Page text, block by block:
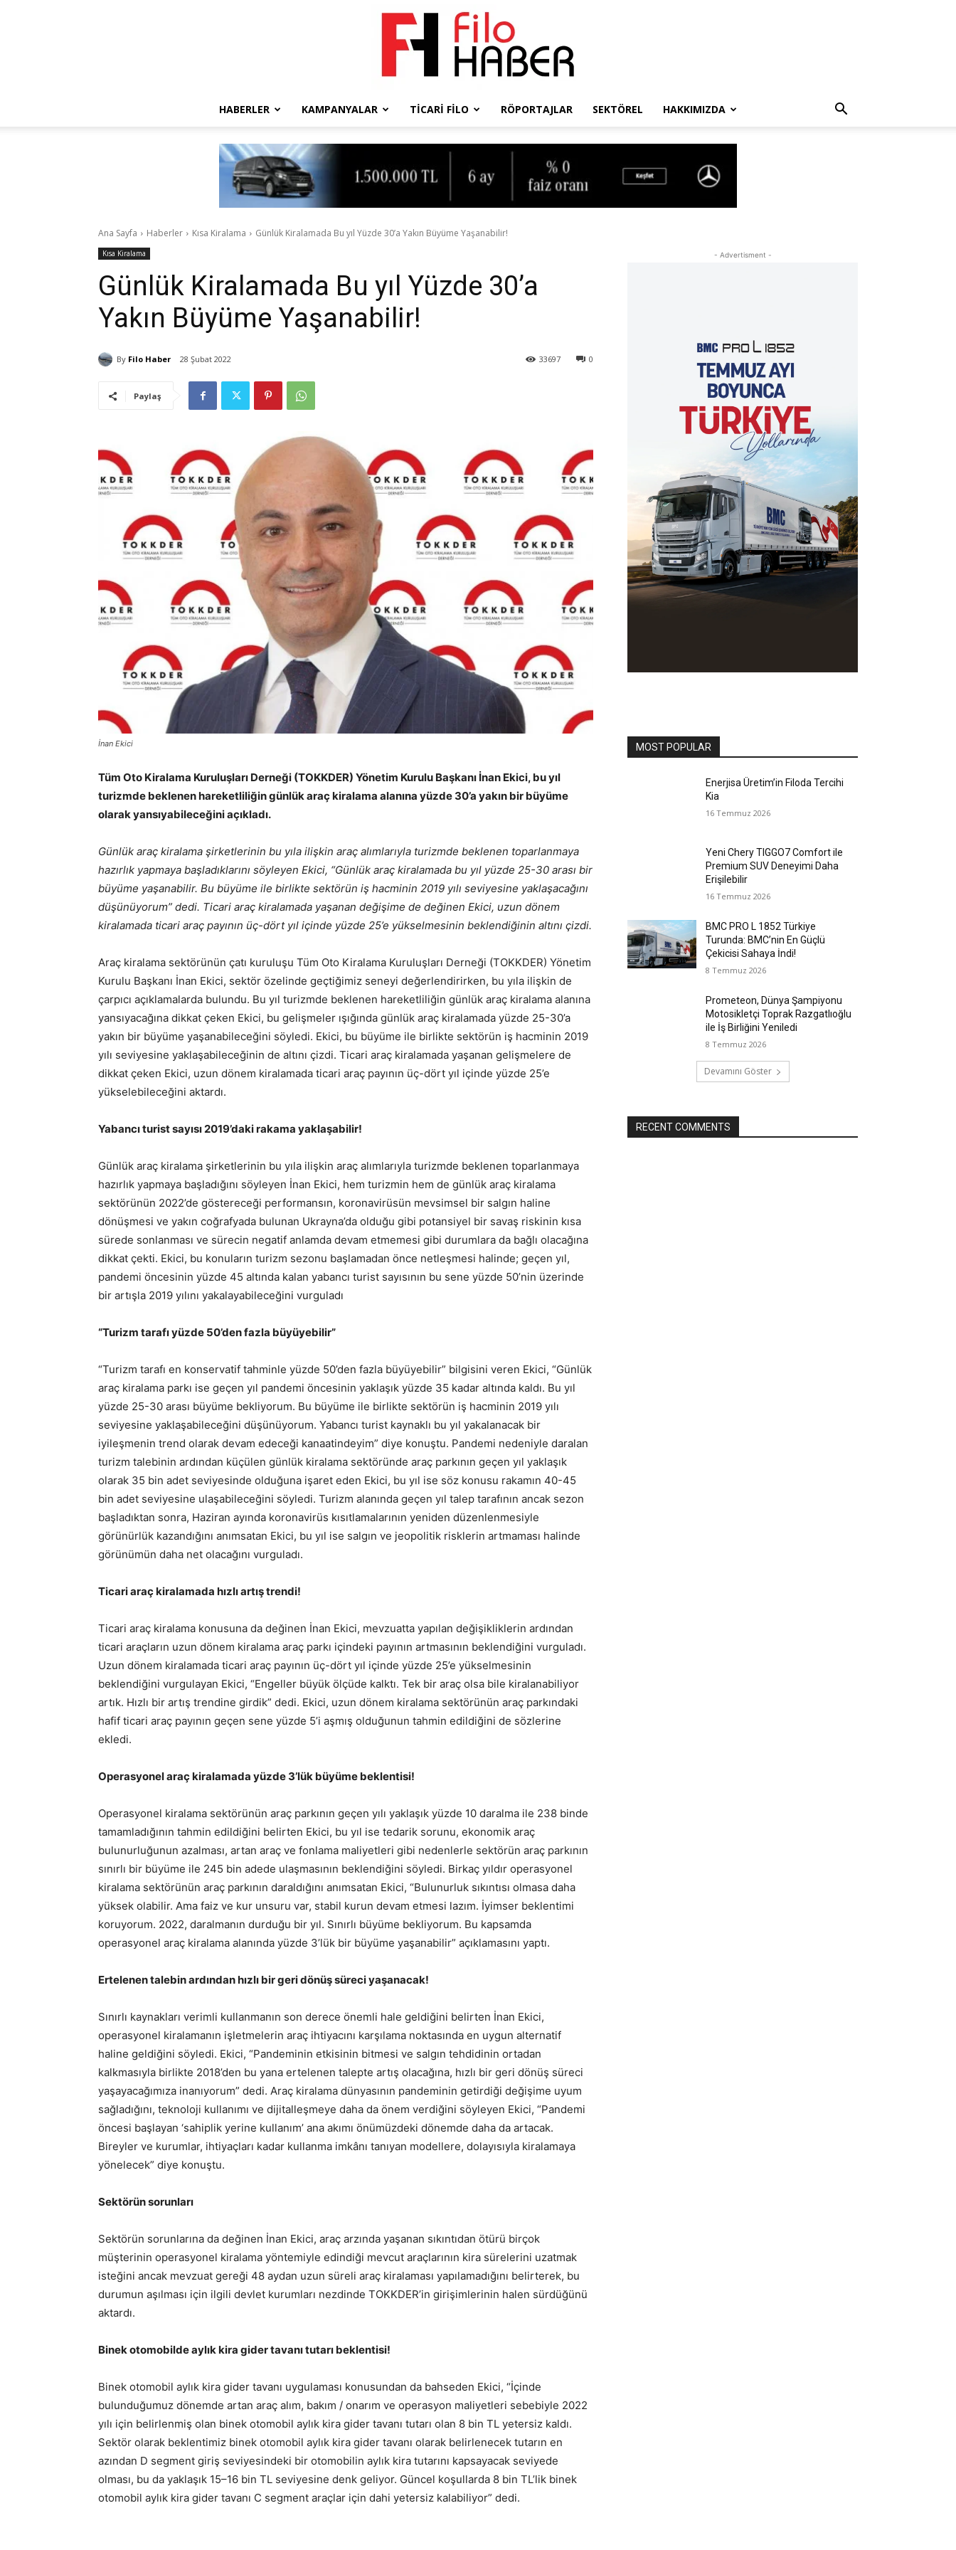
Haber
HABERLER KAMPANYALAR TICARI FILO RÖPORTAJLAR SEKTÖREL HAKKIMIZDA
Ana Sayfa Haberler Kısa Kiralama Günlük Kiralamada Bu yıl Yüzde 30’a Yakın Büyüme Yaşanabilir!
Kısa Kiralama
Günlük Kiralamada Bu yıl Yüzde 30’a
Yakın Büyüme Yaşanabilir!
By Filo Haber 28 Şubat 2022 0
33697
Paylaş
İnan Ekici
Tüm Oto Kiralama Kuruluşları Derneği (TOKKDER) Yönetim Kurulu Başkanı İnan Ekici, bu yıl
turizmde beklenen hareketliliğin günlük araç kiralama alanına yüzde 30’a yakın bir büyüme
olarak yansıyabileceğini açıkladı.
Günlük araç kiralama şirketlerinin bu yıla ilişkin araç alımlarıyla turizmde beklenen toparlanmaya
hazırlık yapmaya başladıklarını söyleyen Ekici, “Günlük araç kiralamada bu yıl yüzde 25-30 arası bir
büyüme yaşanabilir. Bu büyüme ile birlikte sektörün iş hacminin 2019 yılı seviyesine yaklaşacağını
düşünüyorum” dedi. Ticari araç kiralamada yaşanan değişime de değinen Ekici, uzun dönem
kiralamada ticari araç payının üç-dört yıl içinde yüzde 25’e yükselmesinin beklendiğinin altını çizdi.
Araç kiralama sektörünün çatı kuruluşu Tüm Oto Kiralama Kuruluşları Derneği (TOKKDER) Yönetim
Kurulu Başkanı İnan Ekici, sektör özelinde geçtiğimiz seneyi değerlendirirken, bu yıla ilişkin de
çarpıcı açıklamalarda bulundu. Bu yıl turizmde beklenen hareketliliğin günlük araç kiralama alanına
yansıyacağına dikkat çeken Ekici, bu gelişmeler ışığında günlük araç kiralamada yüzde 25-30’a
yakın bir büyüme yaşanabileceğini söyledi. Ekici, bu büyüme ile birlikte sektörün iş hacminin 2019
yılı seviyesine yaklaşabileceğinin de altını çizdi. Ticari araç kiralamada yaşanan gelişmelere de
dikkat çeken Ekici, uzun dönem kiralamada ticari araç payının üç-dört yıl içinde yüzde 25’e
yükselebileceğini aktardı.
Yabancı turist sayısı 2019’daki rakama yaklaşabilir!
Günlük araç kiralama şirketlerinin bu yıla ilişkin araç alımlarıyla turizmde beklenen toparlanmaya
hazırlık yapmaya başladığını söyleyen İnan Ekici, hem turizmin hem de günlük araç kiralama
sektörünün 2022’de göstereceği performansın, koronavirüsün mevsimsel bir salgın haline
dönüşmesi ve yakın coğrafyada bulunan Ukrayna’da olduğu gibi potansiyel bir savaş riskinin kısa
sürede sonlanması ve sürecin negatif anlamda devam etmemesi gibi durumlara da bağlı olacağına
dikkat çekti. Ekici, bu konuların turizm sezonu başlamadan önce netleşmesi halinde; geçen yıl,
pandemi öncesinin yüzde 45 altında kalan yabancı turist sayısının bu sene yüzde 50’nin üzerinde
bir artışla 2019 yılını yakalayabileceğini vurguladı
“Turizm tarafı yüzde 50’den fazla büyüyebilir”
“Turizm tarafı en konservatif tahminle yüzde 50’den fazla büyüyebilir” bilgisini veren Ekici, “Günlük
araç kiralama parkı ise geçen yıl pandemi öncesinin yaklaşık yüzde 35 kadar altında kaldı. Bu yıl
yüzde 25-30 arası büyüme bekliyorum. Bu büyüme ile birlikte sektörün iş hacminin 2019 yılı
seviyesine yaklaşabileceğini düşünüyorum. Yabancı turist kaynaklı bu yıl yakalanacak bir
iyileşmenin trend olarak devam edeceği kanaatindeyim” diye konuştu. Pandemi nedeniyle daralan
turizm talebinin ardından küçülen günlük kiralama sektöründe araç parkının geçen yıl yaklaşık
olarak 35 bin adet seviyesinde olduğuna işaret eden Ekici, bu yıl ise söz konusu rakamın 40-45
bin adet seviyesine ulaşabileceğini söyledi. Turizm alanında geçen yıl talep tarafının ancak sezon
başladıktan sonra, Haziran ayında koronavirüs kısıtlamalarının yeniden düzenlenmesiyle
görünürlük kazandığını anımsatan Ekici, bu yıl ise salgın ve jeopolitik risklerin artmaması halinde
görünümün daha net olacağını vurguladı.
Ticari araç kiralamada hızlı artış trendi!
Ticari araç kiralama konusuna da değinen İnan Ekici, mevzuatta yapılan değişikliklerin ardından
ticari araçların uzun dönem kiralama araç parkı içindeki payının artmasının beklendiğini vurguladı.
Uzun dönem kiralamada ticari araç payının üç-dört yıl içinde yüzde 25’e yükselmesinin
beklendiğini vurgulayan Ekici, “Engeller büyük ölçüde kalktı. Tek bir araç olsa bile kiralanabiliyor
artık. Hızlı bir artış trendine girdik” dedi. Ekici, uzun dönem kiralama sektörünün araç parkındaki
hafif ticari araç payının geçen sene yüzde 5’i aşmış olduğunun tahmin edildiğini de sözlerine
ekledi.
Operasyonel araç kiralamada yüzde 3’lük büyüme beklentisi!
Operasyonel kiralama sektörünün araç parkının geçen yılı yaklaşık yüzde 10 daralma ile 238 binde
tamamladığının tahmin edildiğini belirten Ekici, bu yıl ise tedarik sorunu, ekonomik araç
bulunurluğunun azalması, artan araç ve fonlama maliyetleri gibi nedenlerle sektörün araç parkının
sınırlı bir büyüme ile 245 bin adede ulaşmasının beklendiğini söyledi. Birkaç yıldır operasyonel
kiralama sektörünün araç parkının daraldığını anımsatan Ekici, “Bulunurluk sıkıntısı olmasa daha
yüksek olabilir. Ama faiz ve kur unsuru var, stabil kurun devam etmesi lazım. İyimser beklentimi
koruyorum. 2022, daralmanın durduğu bir yıl. Sınırlı büyüme bekliyorum. Bu kapsamda
operasyonel araç kiralama alanında yüzde 3’lük bir büyüme yaşanabilir” açıklamasını yaptı.
Ertelenen talebin ardından hızlı bir geri dönüş süreci yaşanacak!
Sınırlı kaynakları verimli kullanmanın son derece önemli hale geldiğini belirten İnan Ekici,
operasyonel kiralamanın işletmelerin araç ihtiyacını karşılama noktasında en uygun alternatif
haline geldiğini söyledi. Ekici, “Pandeminin etkisinin bitmesi ve salgın tehdidinin ortadan
kalkmasıyla birlikte 2018’den bu yana ertelenen talepte artış olacağına, hızlı bir geri dönüş süreci
yaşayacağımıza inanıyorum” dedi. Araç kiralama dünyasının pandeminin getirdiği değişime uyum
sağladığını, teknoloji kullanımı ve dijitalleşmeye daha da önem verdiğini söyleyen Ekici, “Pandemi
öncesi başlayan ‘sahiplik yerine kullanım’ ana akımı önümüzdeki dönemde daha da artacak.
Bireyler ve kurumlar, ihtiyaçları kadar kullanma imkânı tanıyan modellere, dolayısıyla kiralamaya
yönelecek” diye konuştu.
Sektörün sorunları
Sektörün sorunlarına da değinen İnan Ekici, araç arzında yaşanan sıkıntıdan ötürü birçok
müşterinin operasyonel kiralama yöntemiyle edindiği mevcut araçlarının kira sürelerini uzatmak
isteğini ancak mevzuat gereği 48 aydan uzun süreli araç kiralaması yapılamadığını belirterek, bu
durumun aşılması için ilgili devlet kurumları nezdinde TOKKDER’in girişimlerinin halen sürdüğünü
aktardı.
Binek otomobilde aylık kira gider tavanı tutarı beklentisi!
Binek otomobil aylık kira gider tavanı uygulaması konusundan da bahseden Ekici, “İçinde
bulunduğumuz dönemde artan araç alım, bakım / onarım ve operasyon maliyetleri sebebiyle 2022
yılı için belirlenmiş olan binek otomobil aylık kira gider tavanı tutarı olan 8 bin TL yetersiz kaldı.
Sektör olarak beklentimiz binek otomobil aylık kira gider tavanı olarak belirlenecek tutarın en
azından D segment giriş seviyesindeki bir otomobilin aylık kira tutarını kapsayacak seviyede
olması, bu da yaklaşık 15–16 bin TL seviyesine denk geliyor. Güncel koşullarda 8 bin TL’lik binek
otomobil aylık kira gider tavanı C segment araçlar için dahi yetersiz kalabiliyor” dedi.
- Advertisment -
MOST POPULAR
Enerjisa Üretim’in Filoda Tercihi
Kia
16 Temmuz 2026
Yeni Chery TIGGO7 Comfort ile
Premium SUV Deneyimi Daha
Erişilebilir
16 Temmuz 2026
BMC PRO L 1852 Türkiye
Turunda: BMC’nin En Güçlü
Çekicisi Sahaya İndi!
8 Temmuz 2026
Prometeon, Dünya Şampiyonu
Motosikletçi Toprak Razgatlıoğlu
ile İş Birliğini Yeniledi
8 Temmuz 2026
Devamını Göster
RECENT COMMENTS